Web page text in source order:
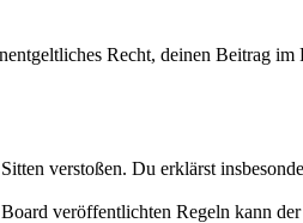
Recht, deinen Beitrag im
verstoßen. Du erklärst
veröffentlichten Regeln kann